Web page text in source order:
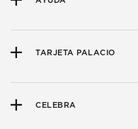
TARJETA PALACIO
CELEBRA